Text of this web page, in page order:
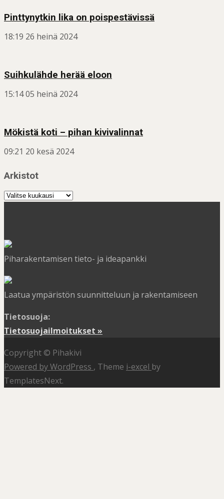
Pinttynytkin lika on poispestävissä
18:19 26 heinä 2024
Suihkulähde herää eloon
15:1405 heinä 2024
Mökistä koti – pihan kivivalinnat
09:21 20 kesä 2024
Arkistot
Arkistot
Piharakentamisen tieto- ja ideapankki
Laatua ympäristön suunnitteluun ja rakentamiseen
Tietosuoja:
Tietosuojailmoitukset »
Copyright © Pihakivi
Powered by WordPress , Theme i-excel by
TemplatesNext.